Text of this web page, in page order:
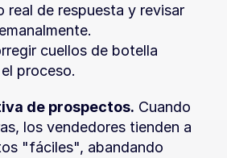
real de respuesta y revisar
cuellos de botella
proceso.
de prospectos. Cuando
los vendedores tienden a
"fáciles", abandando